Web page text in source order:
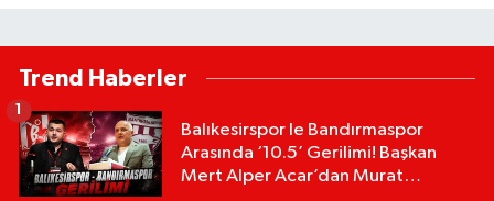
Trend Haberler
Balıkesirspor le Bandırmaspor
Arasında ‘10.5’ Gerilimi! Başkan
Mert Alper Acar’dan Murat
1